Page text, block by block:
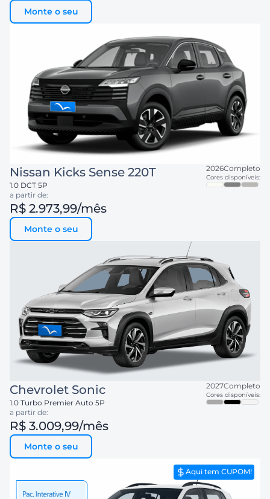
Monte o seu
Nissan Kicks Sense 220T
1.0 DCT 5P
2026Completo
Cores disponíveis:
a partir de:
R$ 2.973,99/mês
Monte o seu
Chevrolet Sonic
1.0 Turbo Premier Auto 5P
2027Completo
Cores disponíveis:
a partir de:
R$ 3.009,99/mês
Monte o seu
Aqui tem CUPOM!